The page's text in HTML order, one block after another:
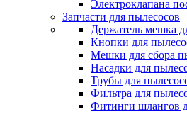
Электроклапана
Запчасти для пылесосов
Держатель мешка
Кнопки для
Мешки для сбора
Насадки для
Трубы для
Фильтра для
Фитинги шлангов